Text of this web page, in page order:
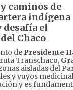
caminos de
indígena
desafía el
Chaco
de Presidente
Transchaco,
aisladas del
y yuyos
y es